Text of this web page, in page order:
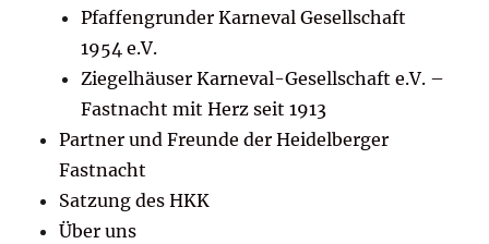
Pfaffengrunder Karneval Gesellschaft
1954 e.V.
Ziegelhäuser Karneval-Gesellschaft e.V. –
Fastnacht mit Herz seit 1913
Partner und Freunde der Heidelberger
Fastnacht
Satzung des HKK
Über uns